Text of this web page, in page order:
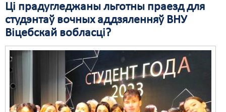
Ці прадугледжаны льготны праезд для
студэнтаў вочных аддзяленняў ВНУ
Віцебскай вобласці?
Выбары
Грамадзянскія ініцыятывы
Дзяржава
Затрыманьні
Карная псыхіятрыя
Пра нас
RSS